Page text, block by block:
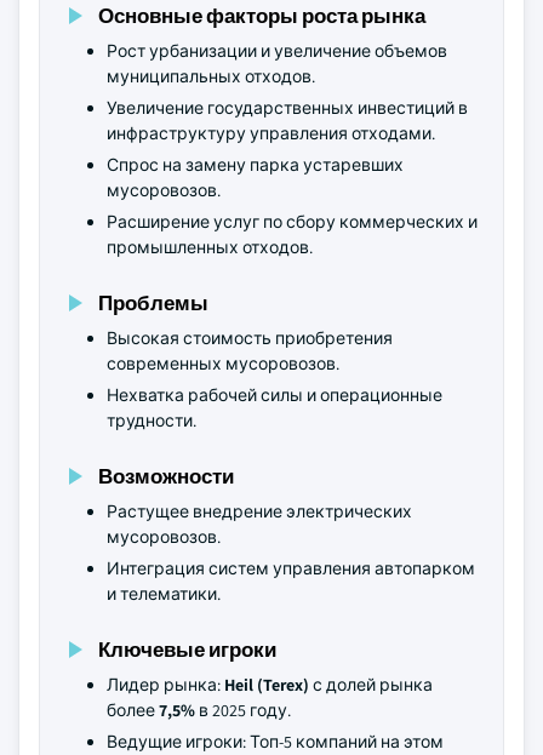
Основные факторы роста рынка
Рост урбанизации и увеличение объемов
муниципальных отходов.
Увеличение государственных инвестиций в
инфраструктуру управления отходами.
Спрос на замену парка устаревших
мусоровозов.
Расширение услуг по сбору коммерческих и
промышленных отходов.
Проблемы
Высокая стоимость приобретения
современных мусоровозов.
Нехватка рабочей силы и операционные
трудности.
Возможности
Растущее внедрение электрических
мусоровозов.
Интеграция систем управления автопарком
и телематики.
Ключевые игроки
Лидер рынка: Heil (Terex) с долей рынка
более7,5% в 2025 году.
Ведущие игроки: Топ-5 компаний на этом